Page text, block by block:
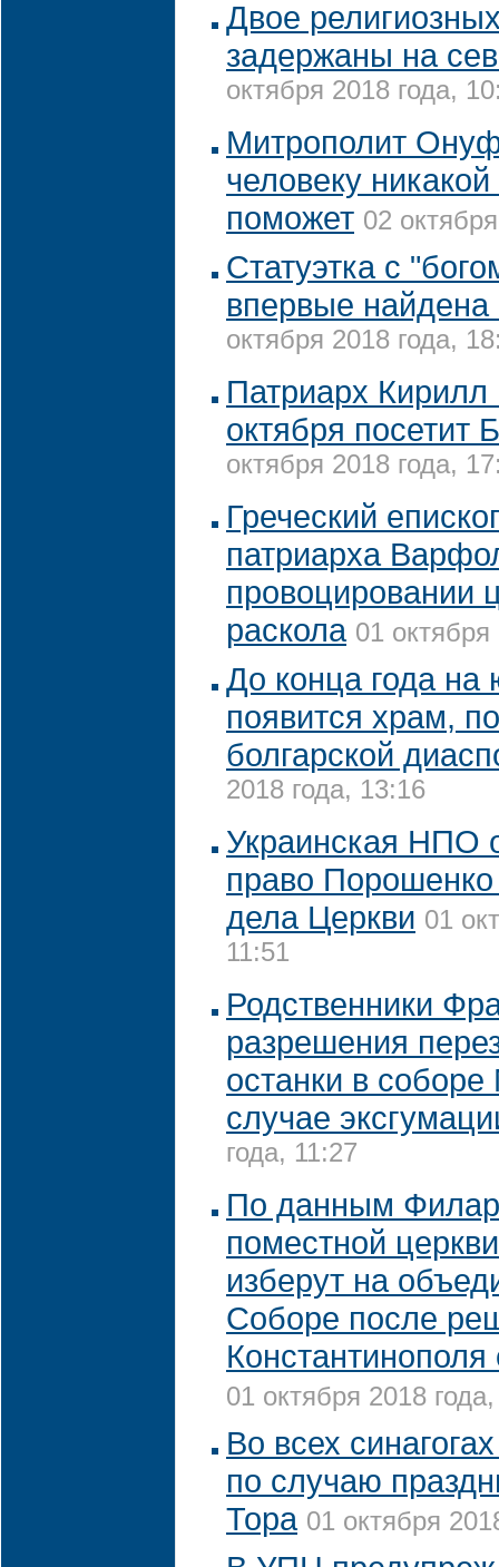
Двое
задержаны на
октября 2018 года,
Митрополит
человеку
поможет 02
Статуэтка с
впервые
октября 2018 года,
Патриарх Кирилл
октября посетит
октября 2018 года,
Греческий
патриарха
провоцировании
раскола 01
До конца года на
появится храм,
болгарской
2018 года, 13:16
Украинская НПО
право
дела Церкви 01
11:51
Родственники
разрешения
останки в
случае
года, 11:27
По данным
поместной
изберут на
Соборе после
01 октября 2018
Во всех
по случаю
Тора 01 октября